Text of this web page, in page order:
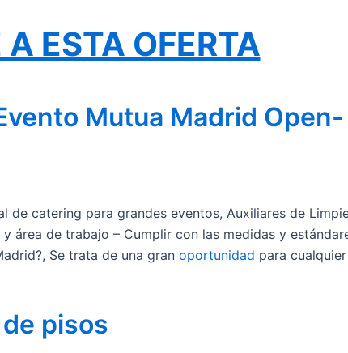
ESTA OFERTA
Mutua Madrid
catering para grandes eventos, Auxiliares de
área de trabajo – Cumplir con las medidas y
Se trata de una gran oportunidad para
pisos